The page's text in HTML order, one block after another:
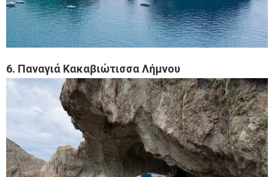
6. Παναγιά Κακαβιώτισσα Λήμνου